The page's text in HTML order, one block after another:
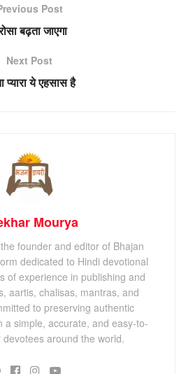
Post
बढ़ता जाएगा
Next Post
प्यारा ये एहसास है
Mourya
founder and editor of Bhajan
dedicated to Hindi devotional
of experience in publishing and
aartis, chalisas, mantras, and
to preserving authentic
a simple, accurate, and easy-to-
around the world.